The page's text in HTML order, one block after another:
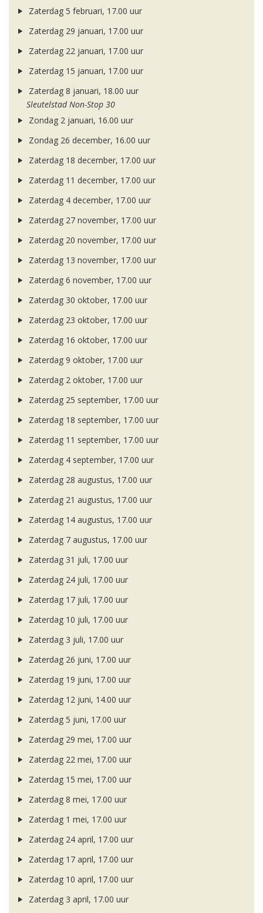
Zaterdag 5 februari, 17.00 uur
Zaterdag 29 januari, 17.00 uur
Zaterdag 22 januari, 17.00 uur
Zaterdag 15 januari, 17.00 uur
Zaterdag 8 januari, 18.00 uur
Sleutelstad Non-Stop 30
Zondag 2 januari, 16.00 uur
Zondag 26 december, 16.00 uur
Zaterdag 18 december, 17.00 uur
Zaterdag 11 december, 17.00 uur
Zaterdag 4 december, 17.00 uur
Zaterdag 27 november, 17.00 uur
Zaterdag 20 november, 17.00 uur
Zaterdag 13 november, 17.00 uur
Zaterdag 6 november, 17.00 uur
Zaterdag 30 oktober, 17.00 uur
Zaterdag 23 oktober, 17.00 uur
Zaterdag 16 oktober, 17.00 uur
Zaterdag 9 oktober, 17.00 uur
Zaterdag 2 oktober, 17.00 uur
Zaterdag 25 september, 17.00 uur
Zaterdag 18 september, 17.00 uur
Zaterdag 11 september, 17.00 uur
Zaterdag 4 september, 17.00 uur
Zaterdag 28 augustus, 17.00 uur
Zaterdag 21 augustus, 17.00 uur
Zaterdag 14 augustus, 17.00 uur
Zaterdag 7 augustus, 17.00 uur
Zaterdag 31 juli, 17.00 uur
Zaterdag 24 juli, 17.00 uur
Zaterdag 17 juli, 17.00 uur
Zaterdag 10 juli, 17.00 uur
Zaterdag 3 juli, 17.00 uur
Zaterdag 26 juni, 17.00 uur
Zaterdag 19 juni, 17.00 uur
Zaterdag 12 juni, 14.00 uur
Zaterdag 5 juni, 17.00 uur
Zaterdag 29 mei, 17.00 uur
Zaterdag 22 mei, 17.00 uur
Zaterdag 15 mei, 17.00 uur
Zaterdag 8 mei, 17.00 uur
Zaterdag 1 mei, 17.00 uur
Zaterdag 24 april, 17.00 uur
Zaterdag 17 april, 17.00 uur
Zaterdag 10 april, 17.00 uur
Zaterdag 3 april, 17.00 uur